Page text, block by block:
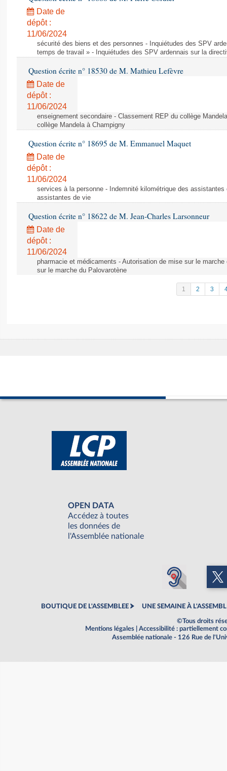
Date de
dépôt :
11/06/2024
sécurité des biens et des personnes - Inquiétudes des SPV
temps de travail » - Inquiétudes des SPV ardennais sur la
Question écrite n° 18530 de M. Mathieu Lefèvre
Date de
dépôt :
11/06/2024
enseignement secondaire - Classement REP du collège
collège Mandela à Champigny
Question écrite n° 18695 de M. Emmanuel Maquet
Date de
dépôt :
11/06/2024
services à la personne - Indemnité kilométrique des
assistantes de vie
Question écrite n° 18622 de M. Jean-Charles Larsonneur
Date de
dépôt :
11/06/2024
pharmacie et médicaments - Autorisation de mise sur le
sur le marche du Palovarotène
1 2 3
OPEN DATA
Accédez à toutes
les données de
l'Assemblée nationale
BOUTIQUE DE L'ASSEMBLEE UNE SEMAINE À
©Tous droits
Mentions légales
Accessibilité : partiellement
Assemblée nationale - 126 Rue de